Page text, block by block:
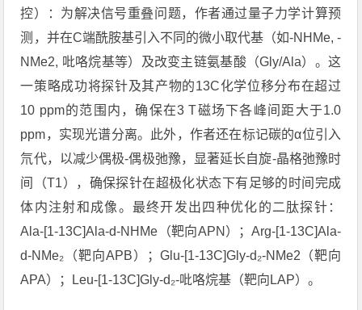
控）：为解决信号重叠问题，作者通过量子力学计算预
测，并在C端酰胺基引入不同的微小取代基（如-NHMe, -
NMe2, 吡咯烷基等）及改变主链氨基酸（Gly/Ala）。这
一策略成功将探针及其产物的13C化学位移分布在超过
10 ppm的范围内，确保在3 T磁场下各峰间距大于1.0
ppm，实现光谱分离。此外，作者还在标记碳的α位引入
氘代，以减少偶极-偶极弛豫，显著延长自旋-晶格弛豫时
间（T1），确保探针在超极化状态下有足够的时间完成
体内注射和成像。最终开发出四种优化的二肽探针：
Ala-[1-13C]Ala-d-NHMe（靶向APN）；Arg-[1-13C]Ala-
d-NMe₂（靶向APB）；Glu-[1-13C]Gly-d₂-NMe2（靶向
APA）；Leu-[1-13C]Gly-d₂-吡咯烷基（靶向LAP）。